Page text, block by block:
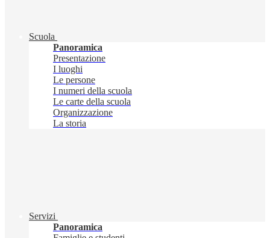
Scuola
Panoramica
Presentazione
I luoghi
Le persone
I numeri della scuola
Le carte della scuola
Organizzazione
La storia
Servizi
Panoramica